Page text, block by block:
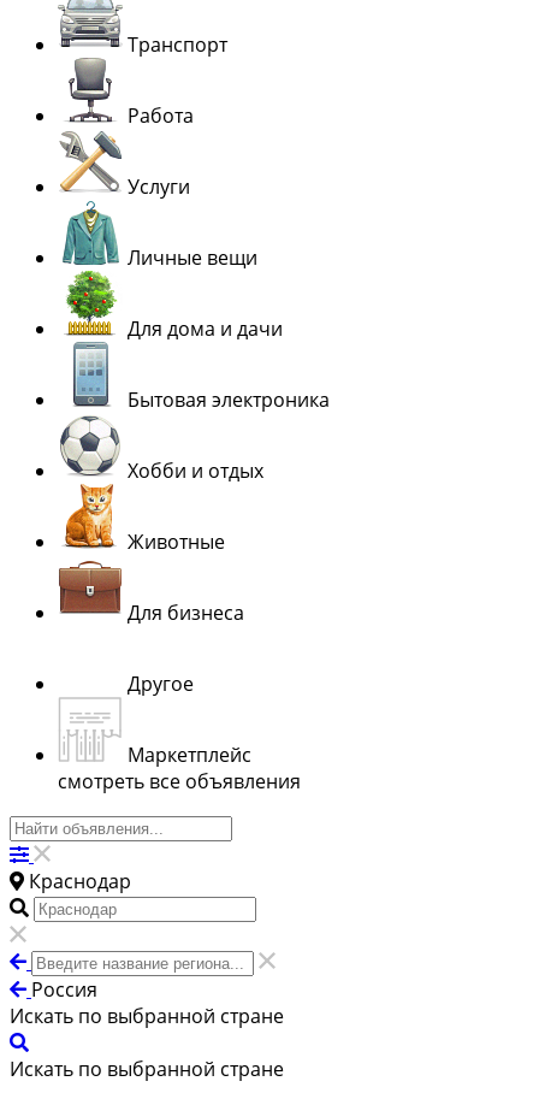
Транспорт
Работа
Услуги
Личные вещи
Для дома и дачи
Бытовая электроника
Хобби и отдых
Животные
Для бизнеса
Другое
Маркетплейс
смотреть все объявления
Краснодар
Россия
Искать по выбранной стране
Искать по выбранной стране